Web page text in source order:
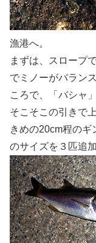
漁港へ。
まずは、スロープ
でミノーがバラン
ころで、「バシャ
そこそこの引きで
きめの20cm程のギ
のサイズを３匹追